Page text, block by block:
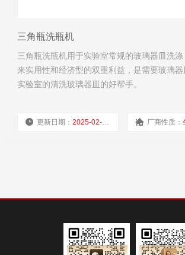
三角瓶洗瓶机
三角瓶洗瓶机用于实验室常规的玻璃器皿洗
来实用性和经济型的双重利益，是需要玻璃
实验室的清洗玻璃器皿的好帮手。
更新日期：2025-02-11 厂商性质：